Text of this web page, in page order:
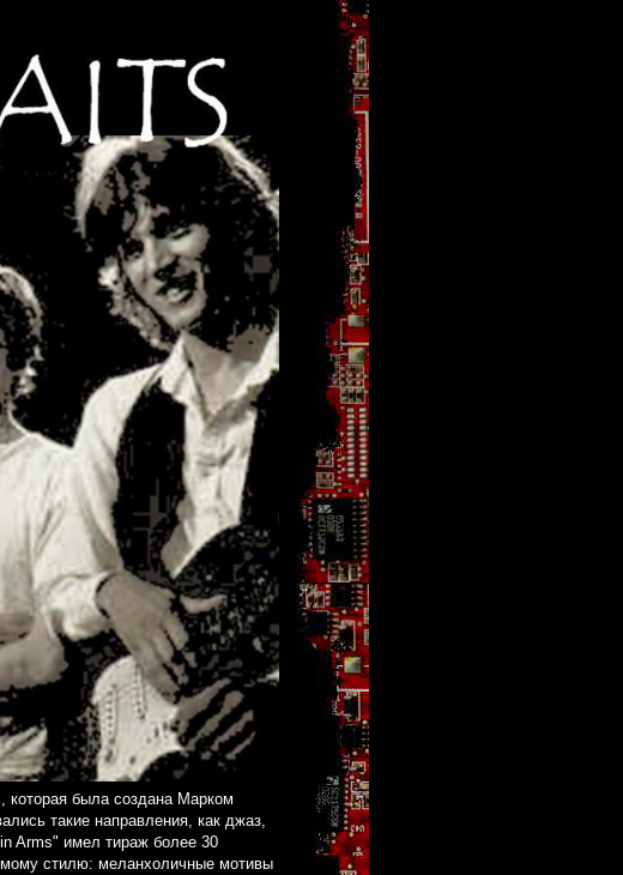
которая была создана Марком
такие направления, как джаз,
Arms" имел тираж более 30
стилю: меланхоличные мотивы